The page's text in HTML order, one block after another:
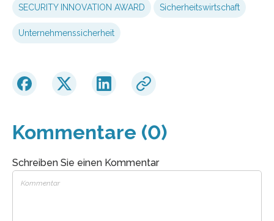
SECURITY INNOVATION AWARD Sicherheitswirtschaft
Unternehmenssicherheit
Kommentare (0)
Schreiben Sie einen Kommentar